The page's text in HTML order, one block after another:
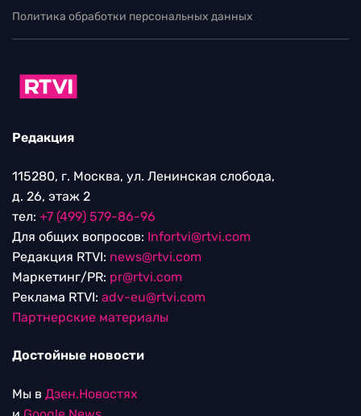
Политика обработки персональных данных
Редакция
115280, г. Москва, ул. Ленинская слобода,
д. 26, этаж 2
тел: +7 (499) 579-86-96
Для общих вопросов: Infortvi@rtvi.com
Редакция RTVI: news@rtvi.com
Маркетинг/PR: pr@rtvi.com
Реклама RTVI: adv-eu@rtvi.com
Партнерские материалы
Достойные новости
Мы в Дзен.Новостях